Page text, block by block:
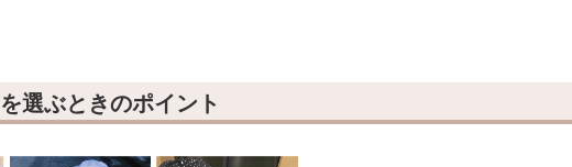
選ぶときのポイント